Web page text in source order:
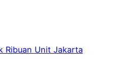
Ribuan Unit Jakarta